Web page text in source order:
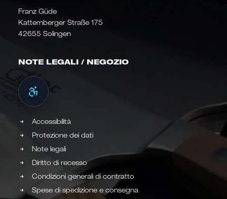
Franz Güde
Katternberger Straße 175
42655 Solingen
NOTE LEGALI / NEGOZIO
Accessibilità
Protezione dei dati
Note legali
Diritto di recesso
Condizioni generali di contratto
Spese di spedizione e consegna